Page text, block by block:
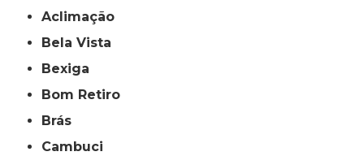
Aclimação
Bela Vista
Bexiga
Bom Retiro
Brás
Cambuci